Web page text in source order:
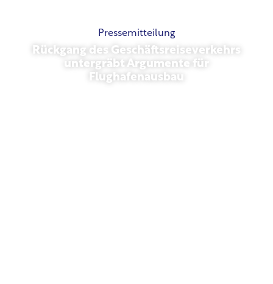
Pressemitteilung
Rückgang des Geschäftsreiseverkehrs
untergräbt Argumente für
Flughafenausbau